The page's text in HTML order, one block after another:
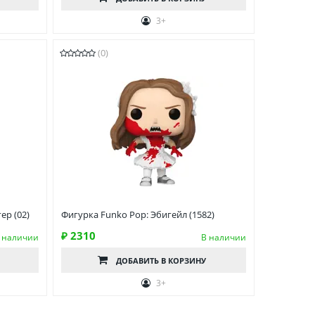
3+
(02)
(0)
Фигурка Funko Pop: Эбигейл (1582)
₽ 2310 В наличии
ДОБАВИТЬ В КОРЗИНУ
3+